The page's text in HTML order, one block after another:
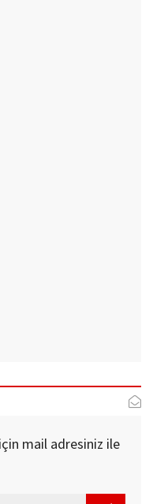
mail adresiniz ile